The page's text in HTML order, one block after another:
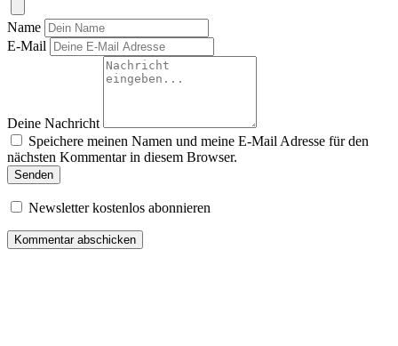
Name
E-Mail
Deine Nachricht
Speichere meinen Namen und meine E-Mail Adresse für den
nächsten Kommentar in diesem Browser.
Senden
Newsletter kostenlos abonnieren